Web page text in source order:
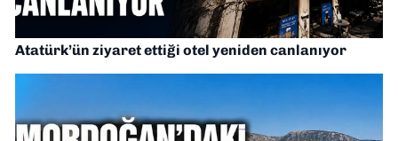
Atatürk’ün ziyaret ettiği otel yeniden canlanıyor